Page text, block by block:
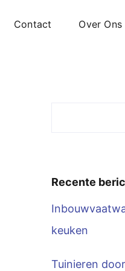
Contact Over Ons
Recente
keuken
Tuinieren